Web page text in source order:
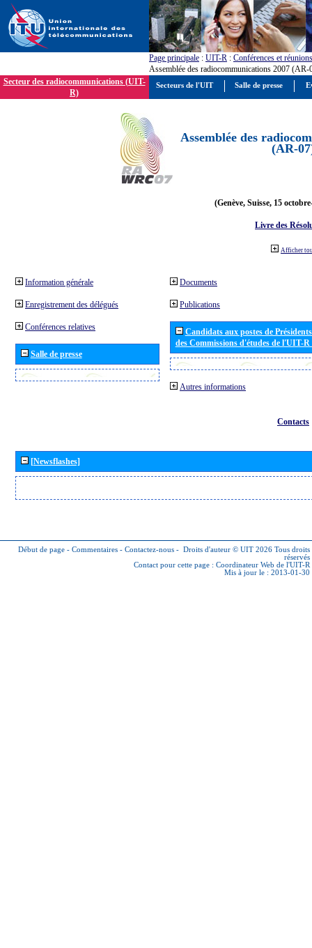
Page principale : UIT-R : Conférences et réunions
Assemblée des radiocommunications 2007 (AR-
Secteur des radiocommunications (UIT-
R)
Assemblée des
(AR-
(Genève, Suisse, 15
Livre des
Afficher
Information générale
Enregistrement des délégués
Conférences relatives
Salle de presse
Documents
Publications
Candidats aux postes de
des Commissions d'études de l'UIT-
Autres informations
Contacts
[Newsflashes]
Début de page - Commentaires - Contactez-nous - Droits d'auteur © UIT 2026 Tous droits
réservés
Contact pour cette page : Coordinateur Web de l'UIT-R
Mis à jour le : 2013-01-30
Secteurs de l'UIT Salle de presse